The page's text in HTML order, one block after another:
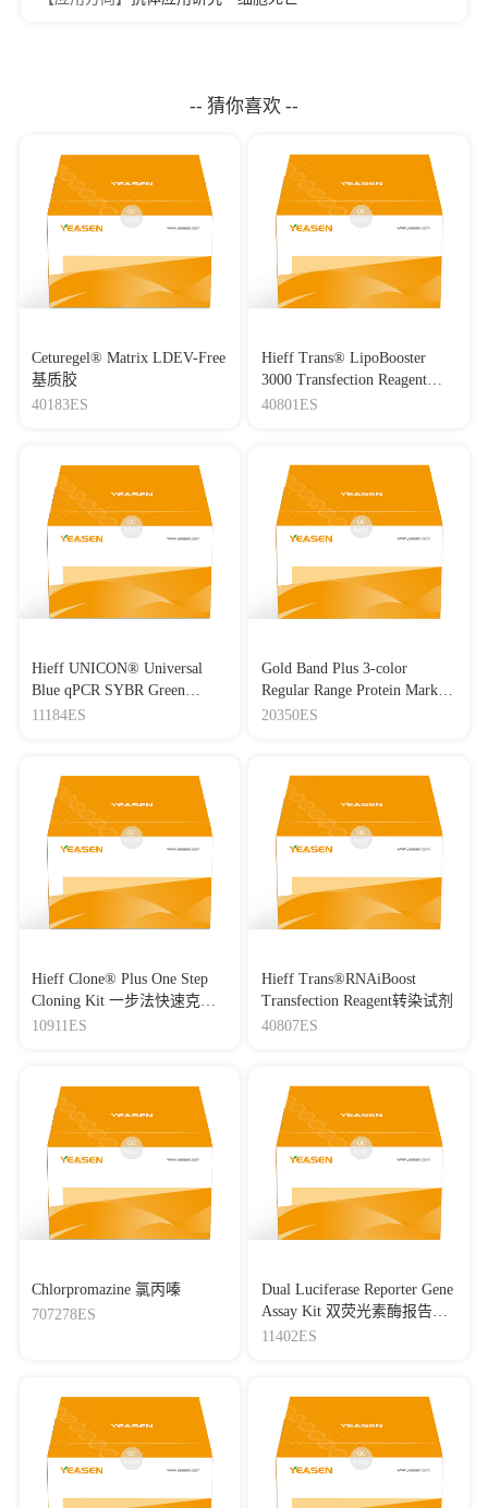
-- 猜你喜欢 --
Ceturegel® Matrix LDEV-Free
基质胶
40183ES
Hieff Trans® LipoBooster
3000 Transfection Reagent
Lipo3000转染试剂
40801ES
Hieff UNICON® Universal
Blue qPCR SYBR Green
Master Mix
11184ES
Gold Band Plus 3-color
Regular Range Protein Marker
(8-180 kDa) 三色预染蛋白质
20350ES
Hieff Clone® Plus One Step
Cloning Kit 一步法快速克隆
试剂盒
10911ES
Hieff Trans®RNAiBoost
Transfection Reagent转染试剂
40807ES
Chlorpromazine 氯丙嗪
707278ES
Dual Luciferase Reporter Gene
Assay Kit 双荧光素酶报告基
因检测试剂盒
11402ES